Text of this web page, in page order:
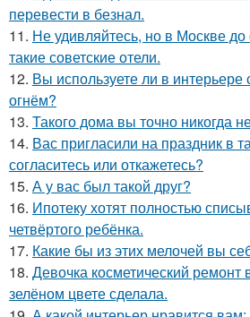
перевести в безнал.
11. Не удивляйтесь, но в Москве до
такие советские отели.
12. Вы используете ли в интерьере
огнём?
13. Такого дома вы точно никогда
14. Вас пригласили на праздник в
согласитесь или откажетесь?
15. А у вас был такой друг?
16. Ипотеку хотят полностью
четвёртого ребёнка.
17. Какие бы из этих мелочей вы
18. Девочка косметический ремонт
зелёном цвете сделала.